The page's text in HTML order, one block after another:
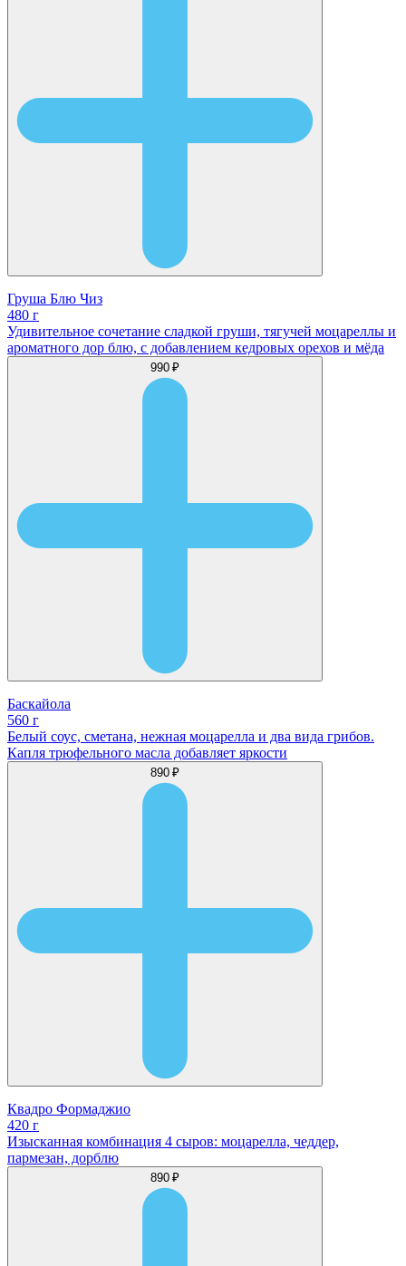
Груша Блю Чиз
480 г
Удивительное сочетание сладкой груши, тягучей моцареллы и
ароматного дор блю, с добавлением кедровых орехов и мёда
990 ₽
Баскайола
560 г
Белый соус, сметана, нежная моцарелла и два вида грибов.
Капля трюфельного масла добавляет яркости
890 ₽
Квадро Формаджио
420 г
Изысканная комбинация 4 сыров: моцарелла, чеддер,
пармезан, дорблю
890 ₽